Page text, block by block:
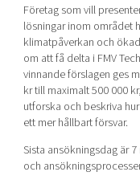
Current offers and
Reach out to us
Locations
Företag som vill
lösningar inom området
klimatpåverkan och
om att få delta i FMV
vinnande förslagen ges
kr till maximalt 500 000
utforska och beskriva
ett mer hållbart försvar.
Sista ansökningsdag är
och